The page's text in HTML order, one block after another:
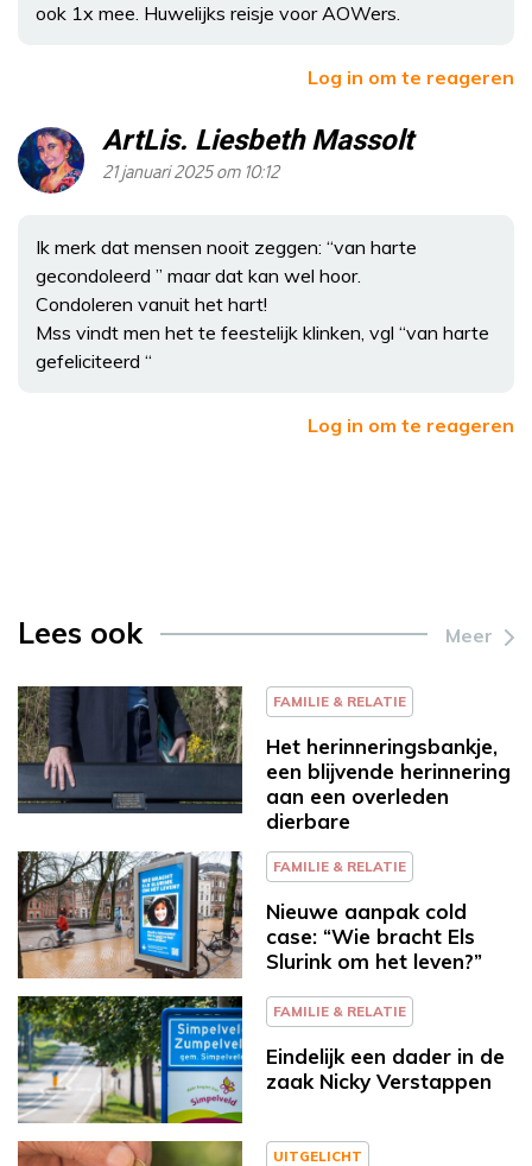
ook 1x mee. Huwelijks reisje voor AOWers.
Log in om te reageren
ArtLis. Liesbeth Massolt
21 januari 2025 om 10:12
Ik merk dat mensen nooit zeggen: “van harte
gecondoleerd ” maar dat kan wel hoor.
Condoleren vanuit het hart!
Mss vindt men het te feestelijk klinken, vgl “van harte
gefeliciteerd “
Log in om te reageren
Lees ook Meer
FAMILIE & RELATIE
Het herinneringsbankje,
een blijvende herinnering
aan een overleden
dierbare
FAMILIE & RELATIE
Nieuwe aanpak cold
case: “Wie bracht Els
Slurink om het leven?”
FAMILIE & RELATIE
Eindelijk een dader in de
zaak Nicky Verstappen
UITGELICHT